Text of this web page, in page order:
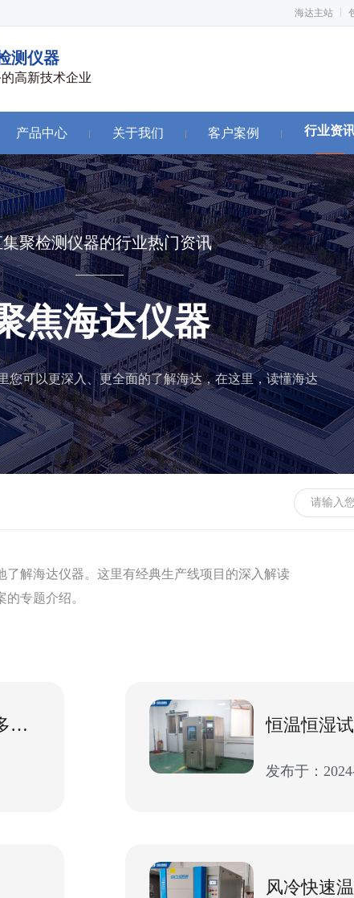
海达主站
测仪器
高新技术企业
产品中心 关于我们 客户案例 行业资
集聚检测仪器的行业热门资讯
焦海达仪器
您可以更深入、更全面的了解海达，在这里，读懂海达
了解海达仪器。这里有经典生产线项目的深入解读
专题介绍。
步入式老化试验箱可以测试多大的产品? 恒温恒湿
发布于：